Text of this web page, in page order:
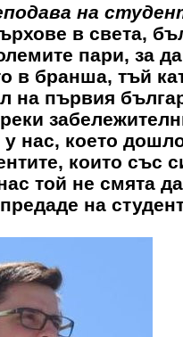
на
в света,
пари, за
в бранша, тъй
на първия
нас, което
които със
той не смята
на